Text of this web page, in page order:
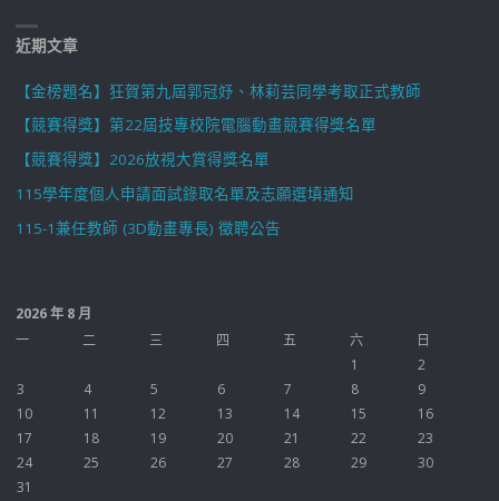
近期文章
【金榜題名】狂賀第九屆郭冠妤、林莉芸同學考取正式教師
【競賽得獎】第22屆技專校院電腦動畫競賽得獎名單
【競賽得獎】2026放視大賞得獎名單
115學年度個人申請面試錄取名單及志願選填通知
115-1兼任教師 (3D動畫專長) 徵聘公告
2026 年 8 月
一
二 三 四 五 六
日
1
2
3
4 5 6 7 8
9
10
11 12 13 14 15
16
17
18 19 20 21 22
23
24
25 26 27 28 29
30
31